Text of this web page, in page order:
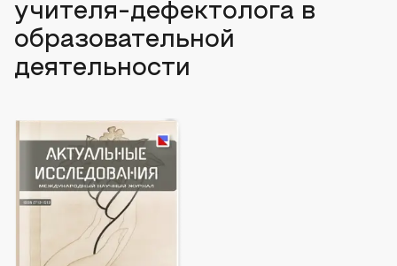
учителя-дефектолога в
образовательной
деятельности